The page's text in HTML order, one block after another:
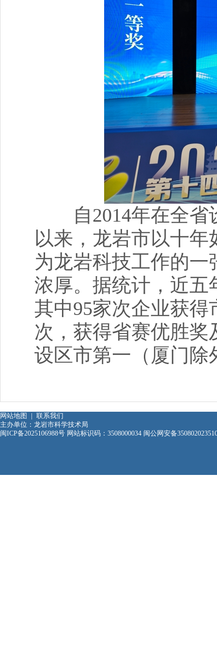
自2014年在全省
以来，龙岩市以十
为龙岩科技工作的一
浓厚。据统计，近五
其中95家次企业获
次，获得省赛优胜奖
设区市第一（厦门除
网站地图
联系我们
主办单位：龙岩市科学技术局
闽ICP备2025106988号 网站标识码：3508000034 闽公网安备